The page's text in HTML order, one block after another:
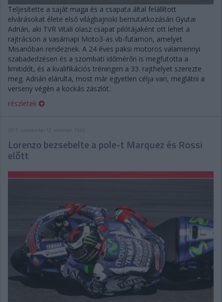
Teljesítette a saját maga és a csapata által felállított
elvárásokat élete első világbajnoki bemutatkozásán Gyutai
Adrián, aki TVR Vitali olasz csapat pilótájaként ott lehet a
rajtrácson a vasárnapi Moto3-as vb-futamon, amelyet
Misanóban rendeznek. A 24 éves paksi motoros valamennyi
szabadedzésen és a szombati időmérőn is megfutotta a
limitidőt, és a kvalifikációs tréningen a 33. rajthelyet szerezte
meg. Adrián elárulta, most már egyetlen célja van, meglátni a
verseny végén a kockás zászlót.
részletek
2015. szeptember 12. szombat, 15:02
Lorenzo bezsebelte a pole-t Marquez és Rossi
előtt